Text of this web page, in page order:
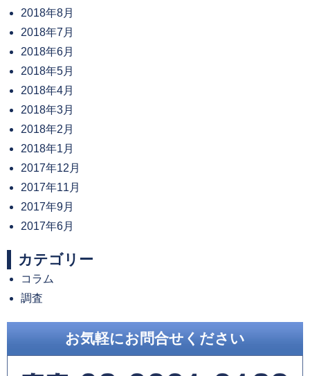
2018年8月
2018年7月
2018年6月
2018年5月
2018年4月
2018年3月
2018年2月
2018年1月
2017年12月
2017年11月
2017年9月
2017年6月
カテゴリー
コラム
調査
お気軽にお問合せください